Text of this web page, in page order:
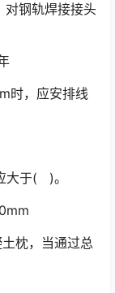
对钢轨焊接接头
时，应安排线
大于( )。
枕，当通过总